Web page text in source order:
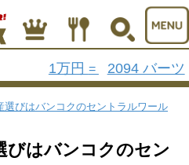
1万円 = 2094 バーツ
選びはバンコクのセントラルワール
びはバンコクのセン